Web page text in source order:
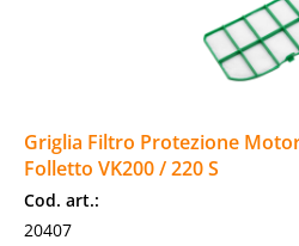
Griglia Filtro Protezione
Folletto VK200 / 220 S
Cod. art.:
20407